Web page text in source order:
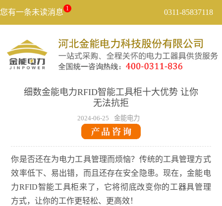
您有一条未读消息 1 0311-85837118
细数金能电力RFID智能工具柜十大优势 让你
无法抗拒
2024-06-25 金能电力
你是否还在为电力工具管理而烦恼？传统的工具管理方式
效率低下、易出错，而且还存在安全隐患。现在，金能电
力RFID智能工具柜来了，它将彻底改变你的工器具管理
方式，让你的工作更轻松、更高效！